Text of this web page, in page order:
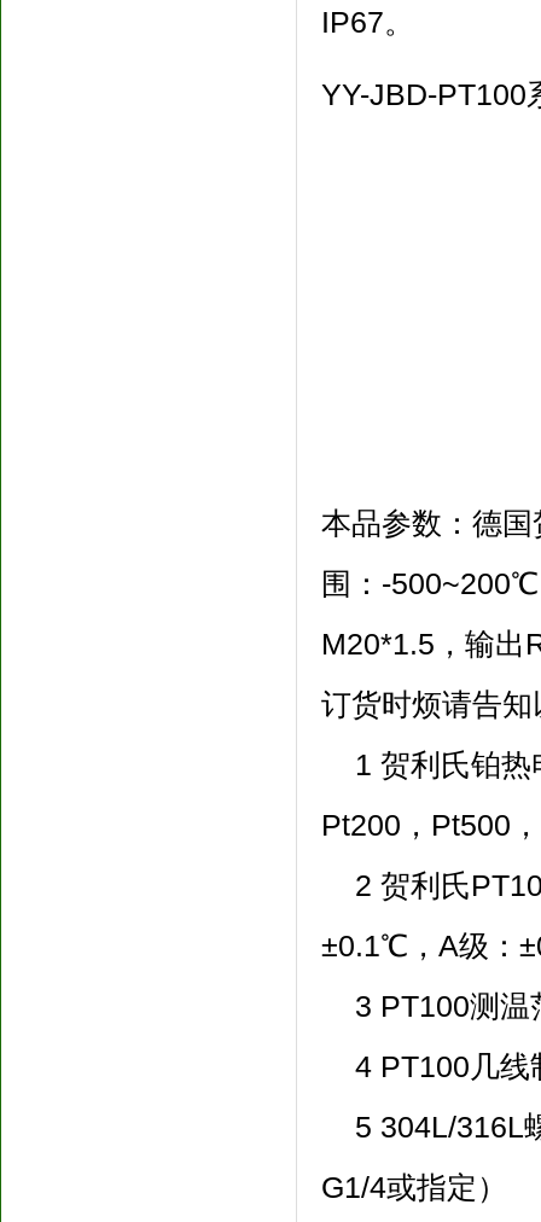
IP67。
YY-JBD-PT100
本品参数：德
围：-
M20*1.5，输出
订货时烦请告
1 贺利氏铂热
Pt200，Pt500
2 贺利氏
±0.1℃，A级：
3 PT100测温
4 PT100几线
5 304L/316L
G1/4或指定）